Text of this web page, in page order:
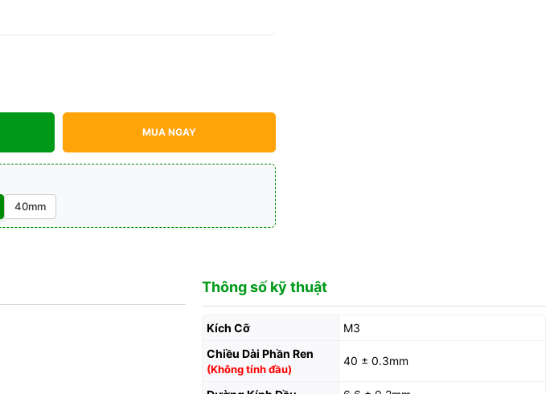
MUA NGAY
40mm
Thông số kỹ thuật
Kích Cỡ
M3
Chiều Dài Phần Ren
(Không tính đầu)
40 ± 0.3mm